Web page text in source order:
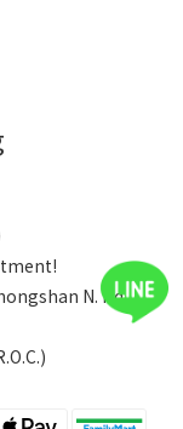
N. Rd.,